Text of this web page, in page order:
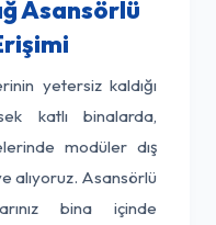
Asansörlü
yetersiz kaldığı
katlı binalarda,
modüler dış
alıyoruz. Asansörlü
bina içinde